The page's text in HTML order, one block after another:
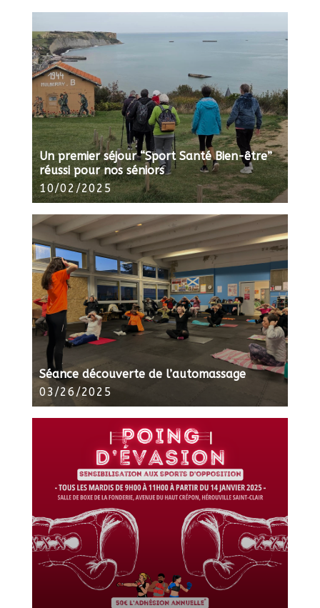
Un premier séjour “Sport Santé Bien-être”
réussi pour nos séniors
10/02/2025
Séance découverte de l’automassage
03/26/2025